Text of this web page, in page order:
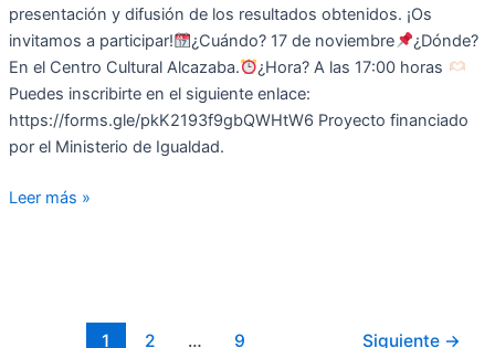
presentación y difusión de los resultados obtenidos. ¡Os
invitamos a participar!
¿Cuándo? 17 de noviembre
¿Dónde?
En el Centro Cultural Alcazaba.
¿Hora? A las 17:00 horas
Puedes inscribirte en el siguiente enlace:
https://forms.gle/pkK2193f9gbQWHtW6 Proyecto financiado
por el Ministerio de Igualdad.
Leer más »
1 2 … 9 Siguiente →